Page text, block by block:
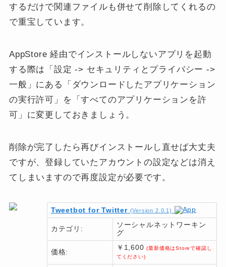
するだけで関連ファイルも併せて削除してくれるの
で重宝しています。
AppStore 経由でインストールしないアプリを起動
する際は
「設定 -> セキュリティとプライバシー ->
一般」 にある
「ダウンロードしたアプリケーション
の実行許可」
を 「すべてのアプリケーションを許
可」 に変更しておきましょう。
削除が完了したら再びインストールし直せば大丈夫
ですが、登録していたアカウントの設定などは消え
てしまいますので再度設定が必要です。
Tweetbot for Twitter (Version 2.0.1)
カテゴリ:
ソーシャルネットワーキン
グ
価格:
￥1,600(最新価格はStoreで確認し
てください)